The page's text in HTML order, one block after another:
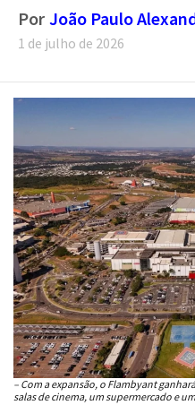
Por João Paulo
1 de julho de 2026
– Com a expansão, o Flambyant
salas de cinema, um supermercado e